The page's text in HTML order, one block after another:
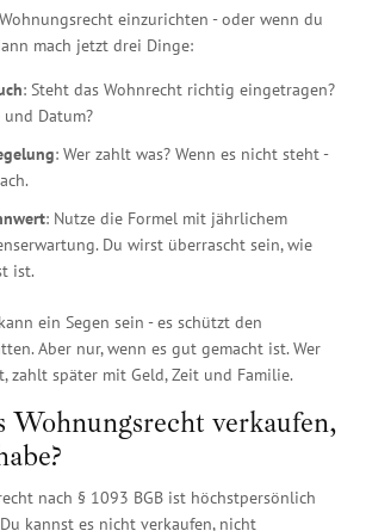
einzurichten - oder wenn du
mach jetzt drei Dinge:
: Steht das Wohnrecht richtig eingetragen?
und Datum?
: Wer zahlt was? Wenn es nicht steht -
: Nutze die Formel mit jährlichem
Du wirst überrascht sein, wie
ist.
ein Segen sein - es schützt den
Aber nur, wenn es gut gemacht ist. Wer
zahlt später mit Geld, Zeit und Familie.
Wohnungsrecht verkaufen,
nach § 1093 BGB ist höchstpersönlich
kannst es nicht verkaufen, nicht